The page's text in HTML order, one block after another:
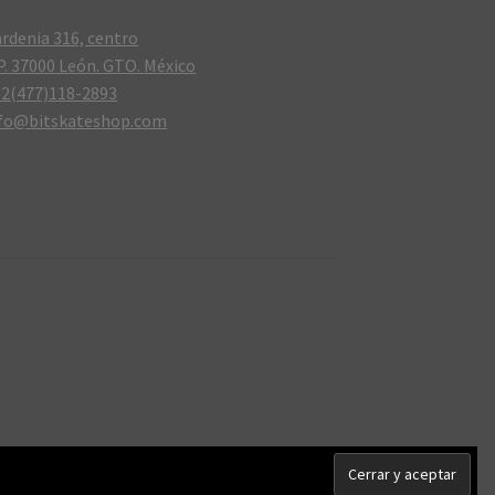
316, centro
37000 León. GTO. México
2893